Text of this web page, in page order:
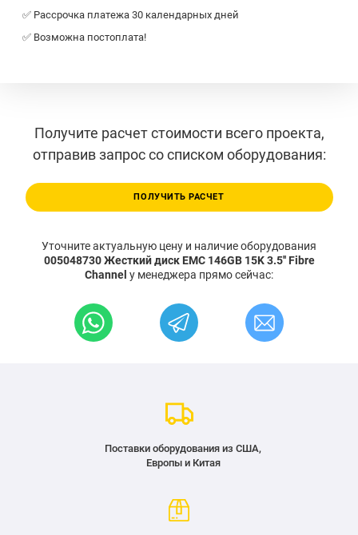
✅ Рассрочка платежа 30 календарных дней
✅ Возможна постоплата!
Получите расчет стоимости всего проекта,
отправив запрос со списком оборудования:
ПОЛУЧИТЬ РАСЧЕТ
Уточните актуальную цену и наличие оборудования
005048730 Жесткий диск EMC 146GB 15K 3.5'' Fibre
Channel у менеджера прямо сейчас:
Поставки оборудования из США,
Европы и Китая